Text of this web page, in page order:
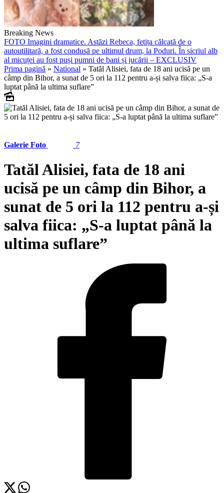
Breaking News
FOTO Imagini dramatice. Astăzi Rebeca, fetița călcată de o
autoutilitară, a fost condusă pe ultimul drum, la Poduri. În sicriul alb
al micuței au fost puși pumni de bani și jucării – EXCLUSIV
Prima pagină » National » Tatăl Alisiei, fata de 18 ani ucisă pe un
câmp din Bihor, a sunat de 5 ori la 112 pentru a-și salva fiica: „S-a
luptat până la ultima suflare”
Galerie Foto 7
Tatăl Alisiei, fata de 18 ani
ucisă pe un câmp din Bihor, a
sunat de 5 ori la 112 pentru a-și
salva fiica: „S-a luptat până la
ultima suflare”